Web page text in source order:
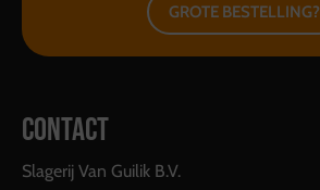
GROTE BESTELLING?
CONTACT
Slagerij Van Guilik B.V.